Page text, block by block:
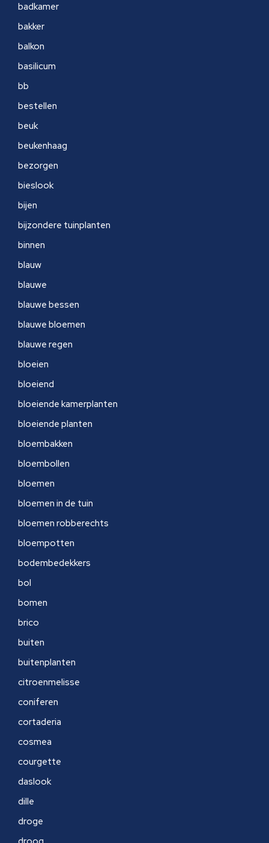
badkamer
bakker
balkon
basilicum
bb
bestellen
beuk
beukenhaag
bezorgen
bieslook
bijen
bijzondere tuinplanten
binnen
blauw
blauwe
blauwe bessen
blauwe bloemen
blauwe regen
bloeien
bloeiend
bloeiende kamerplanten
bloeiende planten
bloembakken
bloembollen
bloemen
bloemen in de tuin
bloemen robberechts
bloempotten
bodembedekkers
bol
bomen
brico
buiten
buitenplanten
citroenmelisse
coniferen
cortaderia
cosmea
courgette
daslook
dille
droge